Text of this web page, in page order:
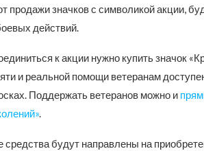
продажи значков с символикой акции,
действий.
к акции нужно купить значок
и реальной помощи ветеранам
Поддержать ветеранов можно и
.
будут направлены на